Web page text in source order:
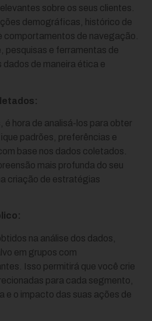
sobre os seus clientes.
demográficas, histórico de
comportamentos de navegação.
pesquisas e ferramentas de
de maneira ética e
é hora de analisá-los para obter
padrões, preferências e
base nos dados coletados.
mais profunda do seu
criação de estratégias
na análise dos dados,
em grupos com
Isso permitirá que você crie
para cada segmento,
e o impacto das suas ações de